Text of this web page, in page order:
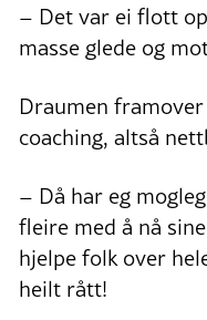
– Det var ei flott
masse glede og
Draumen
coaching, altså
– Då har eg
fleire med å nå
hjelpe folk over
heilt rått!